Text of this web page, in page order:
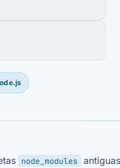
node_modules